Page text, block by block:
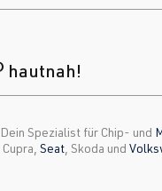
hautnah!
Spezialist für Chip- und
Cupra, Seat , Skoda und